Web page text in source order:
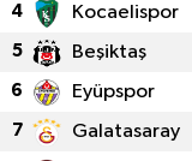
4 Kocaelispor
5 Beşiktaş
6 Eyüpspor
7 Galatasaray